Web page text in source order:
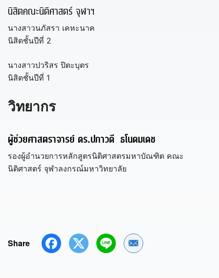
นิสิตคณะนิติศาสตร์ จุฬาฯ
นางสาวนภัสรา เคหะนาค
นิสิตชั้นปีที่ 2
นางสาวปวริสร ปิตะบุตร
นิสิตชั้นปีที่ 1
วิทยากร
ผู้ช่วยศาสตราจารย์ ดร.ปภาวดี ธโนดมเดช
รองผู้อำนวยการหลักสูตรนิติศาสตรมหาบัณฑิต คณะ
นิติศาสตร์ จุฬาลงกรณ์มหาวิทยาลัย
Share Share by Email